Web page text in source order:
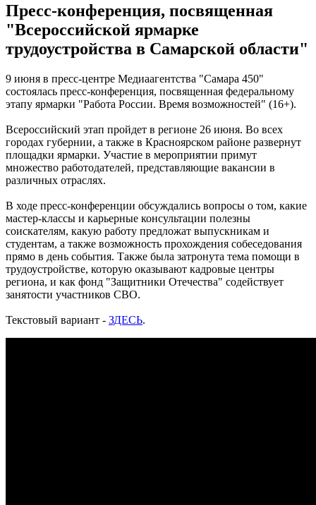
территорий
08.08.2026 | 08:07
+32 °C и вечерний дождь: погода в Самарской области 8
августа
08.08.2026 | 07:08
В Самарской области рано утром 8 августа объявили
ракетную и беспилотную опасность
08.08.2026 | 04:40
В Большой Глушице появится зона отдыха у воды
07.08.2026 | 21:41
Вячеслав Федорищев: "Важно отмечать тех, кто всей душой и
сердцем болеет за нашу Самарскую область и вносит большой
вклад в ее развитие"
07.08.2026 | 21:21
В Самаре изменят схему движения шести автобусов с 8 до 12
августа
07.08.2026 | 20:51
В Самаре пустят дополнительный транспорт в день матча КС
— "Балтика"
07.08.2026 | 20:07
В Самаре временно изменят маршруты дачных автобусов №
172 и 174
07.08.2026 | 19:29
Лук, капуста и свекла: в Минпромторге Самарской области
рассказали, какие продукты дорожают летом
07.08.2026 | 19:11
В селе Усинское тушили крышу "заброшки" 7 августа
Пресс-конференция, посвященная
"Всероссийской ярмарке
трудоустройства в Самарской области"
9 июня в пресс-центре Медиаагентства "Самара 450"
состоялась пресс-конференция, посвященная федеральному
этапу ярмарки "Работа России. Время возможностей" (16+).
Всероссийский этап пройдет в регионе 26 июня. Во всех
городах губернии, а также в Красноярском районе развернут
площадки ярмарки. Участие в мероприятии примут
множество работодателей, представляющие вакансии в
различных отраслях.
В ходе пресс-конференции обсуждались вопросы о том, какие
мастер-классы и карьерные консультации полезны
соискателям, какую работу предложат выпускникам и
студентам, а также возможность прохождения собеседования
прямо в день события. Также была затронута тема помощи в
трудоустройстве, которую оказывают кадровые центры
региона, и как фонд "Защитники Отечества" содействует
занятости участников СВО.
Текстовый вариант - ЗДЕСЬ.